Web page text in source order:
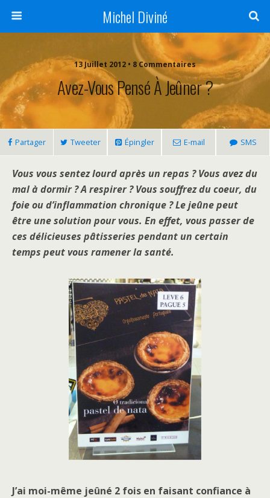
Michel Diviné
13 Juillet 2012 • 8 Commentaires
Avez-Vous Pensé À Jeûner ?
Partager Tweeter Épingler E-mail SMS
Vous vous sentez lourd après un repas ? Vous avez du
mal à dormir ? A respirer ? Vous souffrez du coeur, du
foie ou d’inflammation chronique ? Le jeûne peut
être une solution pour vous. En effet, vous passer de
ces délicieuses pâtisseries pendant un certain
temps peut vous ramener la santé.
J’ai moi-même jeûné 2 fois en faisant confiance à